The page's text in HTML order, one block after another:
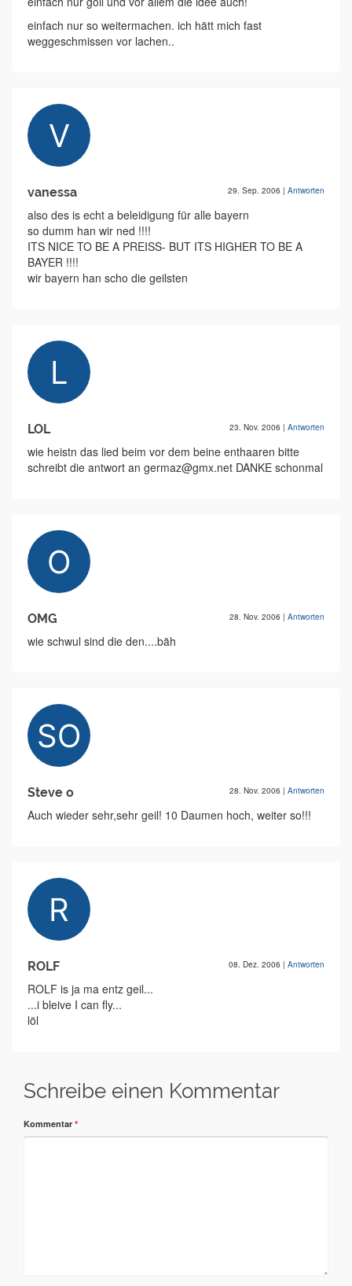
einfach nur so weitermachen. ich hätt mich fast
weggeschmissen vor lachen..
vanessa 29. Sep. 2006 | Antworten
also des is echt a beleidigung für alle bayern
so dumm han wir ned !!!!
ITS NICE TO BE A PREISS- BUT ITS HIGHER TO BE A
BAYER !!!!
wir bayern han scho die geilsten
LOL 23. Nov. 2006 | Antworten
wie heistn das lied beim vor dem beine enthaaren bitte
schreibt die antwort an germaz@gmx.net DANKE schonmal
OMG 28. Nov. 2006 | Antworten
wie schwul sind die den....bäh
Steve o 28. Nov. 2006 | Antworten
Auch wieder sehr,sehr geil! 10 Daumen hoch, weiter so!!!
ROLF 08. Dez. 2006 | Antworten
ROLF is ja ma entz geil...
...i bleive I can fly...
löl
Schreibe einen Kommentar
Kommentar *